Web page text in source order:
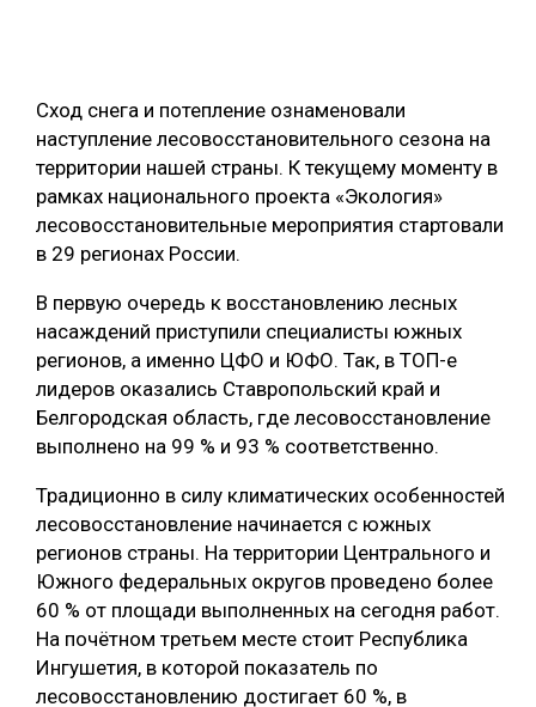
БИОЭНЕРГЕТИКА
ЛЕСОВОССТАНОВЛЕНИЕ И ЗАЩИТА
ЛОГИСТИКА
ПРОИЗВОДСТВО ДРЕВЕСНЫХ ПЛИТ
КОМПЛЕКСНАЯ ПЕРЕРАБОТКА
ЛЕСОПИЛЕНИЕ
ДЕРЕВЯННОЕ ДОМОСТРОЕНИЕ
БЕЗОПАСНОЕ ПРОИЗВОДСТВО
СОРТИРОВКА ДРЕВЕСИНЫ
СУШКА ДРЕВЕСИНЫ
МЕБЕЛЬНОЕ ПРОИЗВОДСТВО
ТЕМАТИЧЕСКИЕ ПРОЕКТЫ
ПОДБОРКИ СТАТЕЙ
Сход снега и потепление ознаменовали
наступление лесовосстановительного сезона на
территории нашей страны. К текущему моменту в
рамках национального проекта «Экология»
лесовосстановительные мероприятия стартовали
в 29 регионах России.
В первую очередь к восстановлению лесных
насаждений приступили специалисты южных
регионов, а именно ЦФО и ЮФО. Так, в ТОП-е
лидеров оказались Ставропольский край и
Белгородская область, где лесовосстановление
выполнено на 99 % и 93 % соответственно.
Традиционно в силу климатических особенностей
лесовосстановление начинается с южных
регионов страны. На территории Центрального и
Южного федеральных округов проведено более
60 % от площади выполненных на сегодня работ.
На почётном третьем месте стоит Республика
Ингушетия, в которой показатель по
лесовосстановлению достигает 60 %, в